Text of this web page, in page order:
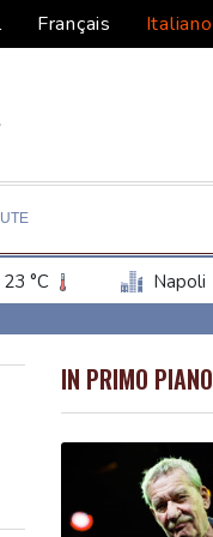
Français Italiano
23 °C Napoli
in Iran'
in Iran'
IN PRIMO PIANO